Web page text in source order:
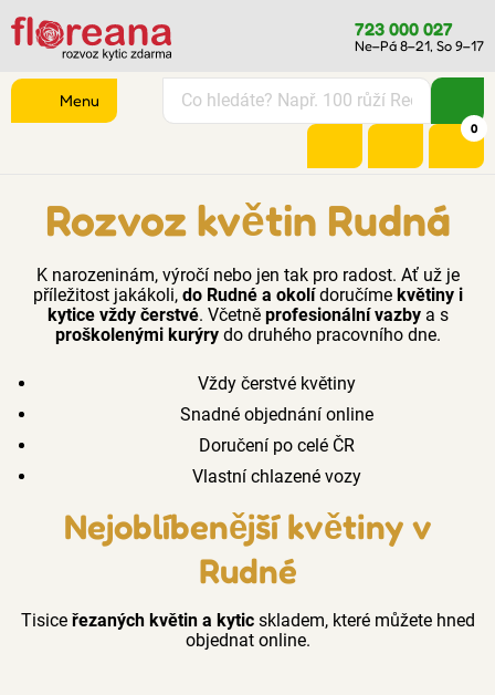
723 000 027
Ne–Pá 8–21, So 9–17
0
Menu
Rozvoz květin Rudná
K narozeninám, výročí nebo jen tak pro radost. Ať už je
příležitost jakákoli, do Rudné a okolídoručíme květiny i
kytice vždy čerstvé. Včetně profesionální vazbya s
proškolenými kurýrydo druhého pracovního dne.
Vždy čerstvé květiny
Snadné objednání online
Doručení po celé ČR
Vlastní chlazené vozy
Nejoblíbenější květiny v
Rudné
Tisice řezaných květin a kyticskladem, které můžete hned
objednat online.